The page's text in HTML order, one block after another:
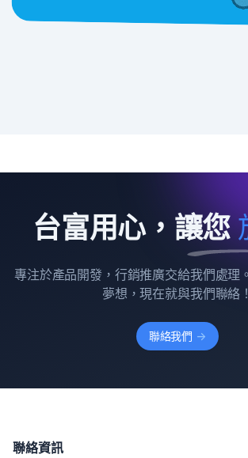
台富用心，讓您
專注於產品開發，行銷推廣交給我們處理
夢想，現在就與我們聯絡！
聯絡我們 ->
聯絡資訊